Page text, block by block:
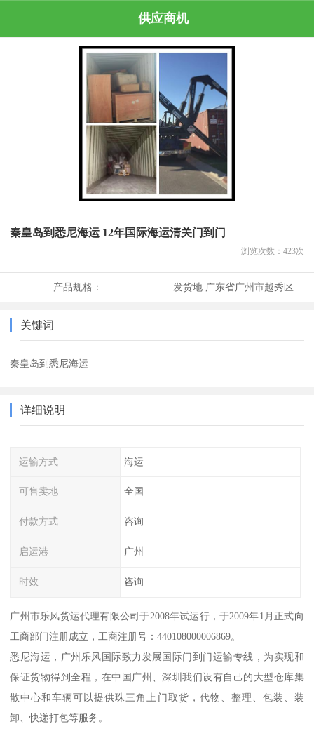
供应商机
秦皇岛到悉尼海运 12年国际海运清关门到门
浏览次数： 423次
产品规格： 发货地:广东省广州市越秀区
关键词
秦皇岛到悉尼海运
详细说明
运输方式 海运
可售卖地 全国
付款方式 咨询
启运港 广州
时效 咨询
广州市乐风货运代理有限公司于2008年试运行，于2009年1月正式向
工商部门注册成立，工商注册号：440108000006869。
悉尼海运，广州乐风国际致力发展国际门到门运输专线，为实现和
保证货物得到全程，在中国广州、深圳我们设有自己的大型仓库集
散中心和车辆可以提供珠三角上门取货，代物、整理、包装、装
卸、快递打包等服务。